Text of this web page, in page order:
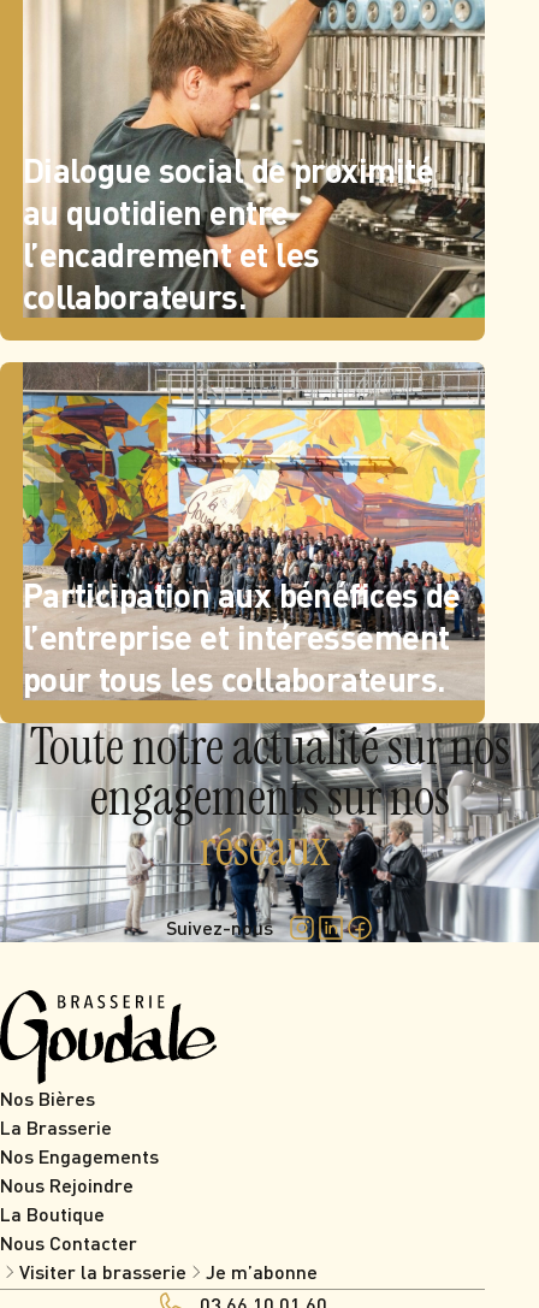
Dialogue social de proximité
au quotidien entre
l’encadrement et les
collaborateurs.
Participation aux bénéfices de
l’entreprise et intéressement
pour tous les collaborateurs.
Toute notre actualité sur nos
engagements sur nos
réseaux.
Suivez-nous
Nos Bières
La Brasserie
Nos Engagements
Nous Rejoindre
La Boutique
Nous Contacter
Visiter la brasserie
Je m’abonne